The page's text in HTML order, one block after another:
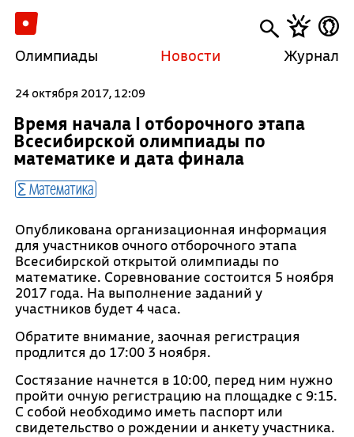
Олимпиады Новости Журнал
24 октября 2017, 12:09
Время начала I отборочного этапа
Всесибирской олимпиады по
математике и дата финала
Математика
Опубликована организационная информация
для участников очного отборочного этапа
Всесибирской открытой олимпиады по
математике. Соревнование состоится 5 ноября
2017 года. На выполнение заданий у
участников будет 4 часа.
Обратите внимание, заочная регистрация
продлится до 17:00 3 ноября.
Состязание начнется в 10:00, перед ним нужно
пройти очную регистрацию на площадке с 9:15.
С собой необходимо иметь паспорт или
свидетельство о рождении и анкету участника.